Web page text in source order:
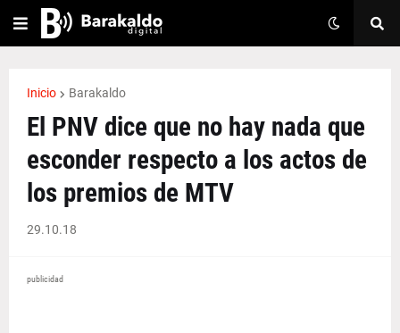
Inicio Barakaldo
El PNV dice que no hay nada que
esconder respecto a los actos de
los premios de MTV
29.10.18
publicidad